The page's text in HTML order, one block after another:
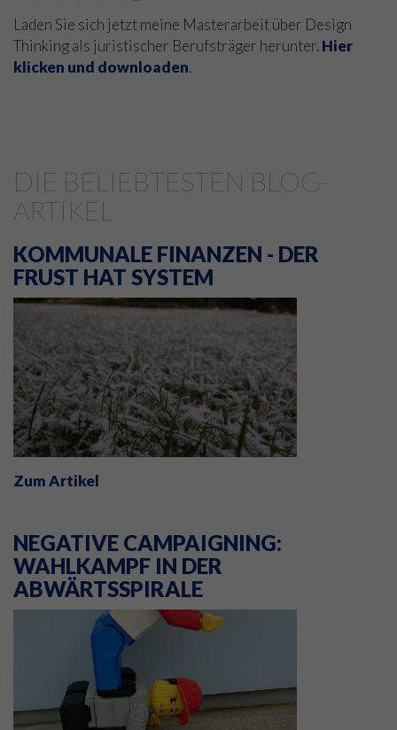
Laden Sie sich jetzt meine Masterarbeit über Design
Thinking als juristischer Berufsträger herunter. Hier
klicken und downloaden.
DIE BELIEBTESTEN BLOG-
ARTIKEL
KOMMUNALE FINANZEN - DER
FRUST HAT SYSTEM
Zum Artikel
NEGATIVE CAMPAIGNING:
WAHLKAMPF IN DER
ABWÄRTSSPIRALE